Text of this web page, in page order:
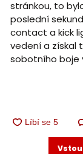
stránkou, to
poslední
contact a kick
vedení a získal
sobotního boje